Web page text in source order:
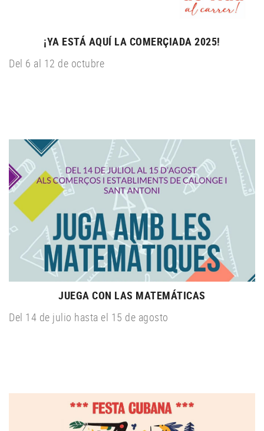
¡YA ESTÁ AQUÍ LA COMERÇIADA 2025!
Del 6 al 12 de octubre
JUEGA CON LAS MATEMÁTICAS
Del 14 de julio hasta el 15 de agosto